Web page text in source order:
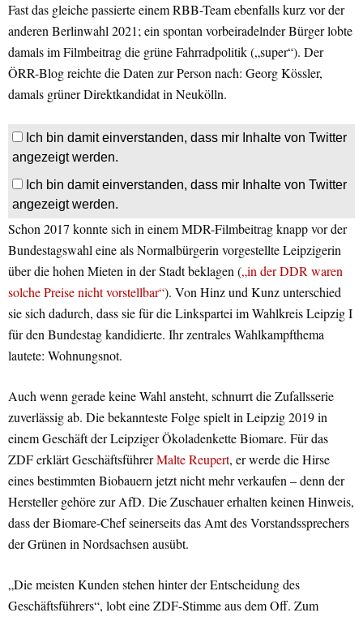
Fast das gleiche passierte einem RBB-Team ebenfalls kurz vor der
anderen Berlinwahl 2021; ein spontan vorbeiradelnder Bürger lobte
damals im Filmbeitrag die grüne Fahrradpolitik („super“). Der
ÖRR-Blog reichte die Daten zur Person nach: Georg Kössler,
damals grüner Direktkandidat in Neukölln.
Ich bin damit einverstanden, dass mir Inhalte von Twitter
angezeigt werden.
Ich bin damit einverstanden, dass mir Inhalte von Twitter
angezeigt werden.
Schon 2017 konnte sich in einem MDR-Filmbeitrag knapp vor der
Bundestagswahl eine als Normalbürgerin vorgestellte Leipzigerin
über die hohen Mieten in der Stadt beklagen („in der DDR waren
solche Preise nicht vorstellbar“). Von Hinz und Kunz unterschied
sie sich dadurch, dass sie für die Linkspartei im Wahlkreis Leipzig I
für den Bundestag kandidierte. Ihr zentrales Wahlkampfthema
lautete: Wohnungsnot.
Auch wenn gerade keine Wahl ansteht, schnurrt die Zufallsserie
zuverlässig ab. Die bekannteste Folge spielt in Leipzig 2019 in
einem Geschäft der Leipziger Ökoladenkette Biomare. Für das
ZDF erklärt GeschäftsführerMalte Reupert, er werde die Hirse
eines bestimmten Biobauern jetzt nicht mehr verkaufen – denn der
Hersteller gehöre zur AfD. Die Zuschauer erhalten keinen Hinweis,
dass der Biomare-Chef seinerseits das Amt des Vorstandssprechers
der Grünen in Nordsachsen ausübt.
„Die meisten Kunden stehen hinter der Entscheidung des
Geschäftsführers“, lobt eine ZDF-Stimme aus dem Off. Zum